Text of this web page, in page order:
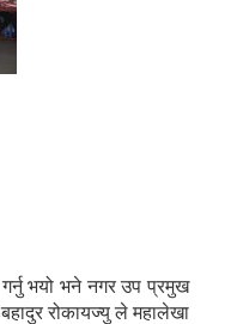
भयो भने नगर उप प्रमुख
रोकायज्यु ले महालेखा